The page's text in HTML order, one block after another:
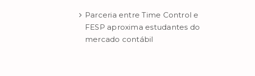
Parceria entre Time Control e
FESP aproxima estudantes do
mercado contábil